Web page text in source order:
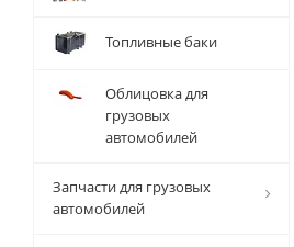
Топливные баки
Облицовка для
грузовых
автомобилей
Запчасти для грузовых
автомобилей